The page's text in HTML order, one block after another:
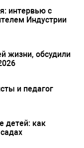
интервью с
Индустрии
жизни, обсудили
и педагог
детей: как